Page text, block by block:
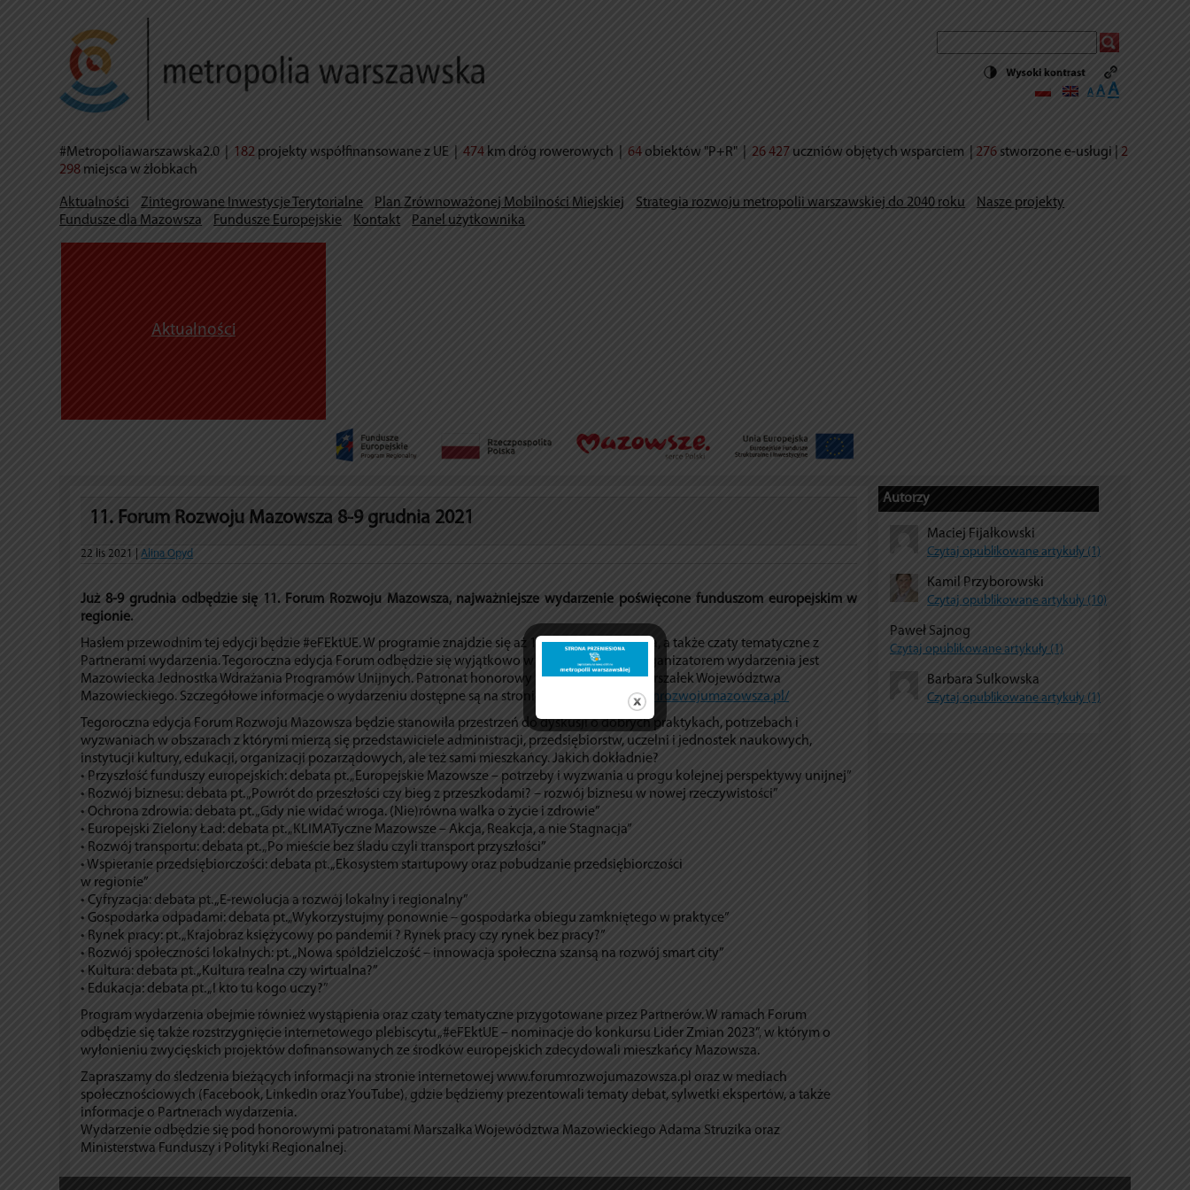
A
Decrease
font
A Reset
AIncrease
#Metropoliawarszawska2.0 182 projekty współfinansowane z UE |474 km dróg rowerowych 64 obiektów "P+R" |26 427 uczniów objętych wsparciem |276 stworzone e-usługi |2
298 miejsca w żłobkach
Aktualności Zintegrowane Inwestycje Terytorialne Plan Zrównoważonej Mobilności Miejskiej Strategia rozwoju metropolii warszawskiej do 2040 roku
Nasze projekty
Fundusze dla Mazowsza
Fundusze Europejskie Kontakt Panel użytkownika
Aktualności
11. Forum Rozwoju Mazowsza 8-9 grudnia 2021
22 lis 2021 |Alina Opyd
Już 8-9 grudnia odbędzie się 11. Forum Rozwoju Mazowsza, najważniejsze wydarzenie poświęcone funduszom europejskim w
regionie.
Hasłem przewodnim tej edycji będzie #eFEktUE. W programie znajdzie się aż 12 debat, wystąpienia, a także czaty tematyczne z
Partnerami wydarzenia. Tegoroczna edycja Forum odbędzie się wyjątkowo w formule zdalnej. Organizatorem wydarzenia jest
Mazowiecka Jednostka Wdrażania Programów Unijnych. Patronat honorowy nad Forum objął Marszałek Województwa
Mazowieckiego. Szczegółowe informacje o wydarzeniu dostępne są na stronie www:
https://forumrozwojumazowsza.pl/
Tegoroczna edycja Forum Rozwoju Mazowsza będzie stanowiła przestrzeń do dyskusji o dobrych praktykach, potrzebach i
wyzwaniach w obszarach z którymi mierzą się przedstawiciele administracji, przedsiębiorstw, uczelni i jednostek naukowych,
instytucji kultury, edukacji, organizacji pozarządowych, ale też sami mieszkańcy. Jakich dokładnie?
• Przyszłość funduszy europejskich: debata pt. „Europejskie Mazowsze – potrzeby i wyzwania u progu kolejnej perspektywy unijnej”
• Rozwój biznesu: debata pt. „Powrót do przeszłości czy bieg z przeszkodami? – rozwój biznesu w nowej rzeczywistości”
• Ochrona zdrowia: debata pt. „Gdy nie widać wroga. (Nie)równa walka o życie i zdrowie”
• Europejski Zielony Ład: debata pt. „KLIMATyczne Mazowsze – Akcja, Reakcja, a nie Stagnacja”
• Rozwój transportu: debata pt. „Po mieście bez śladu czyli transport przyszłości”
• Wspieranie przedsiębiorczości: debata pt. „Ekosystem startupowy oraz pobudzanie przedsiębiorczości
w regionie”
• Cyfryzacja: debata pt. „E-rewolucja a rozwój lokalny i regionalny”
• Gospodarka odpadami: debata pt.„Wykorzystujmy ponownie – gospodarka obiegu zamkniętego w praktyce”
• Rynek pracy: pt. „Krajobraz księżycowy po pandemii ? Rynek pracy czy rynek bez pracy?”
• Rozwój społeczności lokalnych: pt. „Nowa spółdzielczość – innowacja społeczna szansą na rozwój smart city”
• Kultura: debata pt. „Kultura realna czy wirtualna?”
• Edukacja: debata pt. „I kto tu kogo uczy?”
Program wydarzenia obejmie również wystąpienia oraz czaty tematyczne przygotowane przez Partnerów. W ramach Forum
odbędzie się także rozstrzygnięcie internetowego plebiscytu „#eFEktUE – nominacje do konkursu Lider Zmian 2023”, w którym o
wyłonieniu zwycięskich projektów dofinansowanych ze środków europejskich zdecydowali mieszkańcy Mazowsza.
Zapraszamy do śledzenia bieżących informacji na stronie internetowej www.forumrozwojumazowsza.pl oraz w mediach
społecznościowych (Facebook, LinkedIn oraz YouTube), gdzie będziemy prezentowali tematy debat, sylwetki ekspertów, a także
informacje o Partnerach wydarzenia.
Wydarzenie odbędzie się pod honorowymi patronatami Marszałka Województwa Mazowieckiego Adama Struzika oraz
Ministerstwa Funduszy i Polityki Regionalnej.
Autorzy
Maciej Fijałkowski
Czytaj opublikowane artykuły (1)
Kamil Przyborowski
Czytaj opublikowane artykuły (10)
Paweł Sajnog
Czytaj opublikowane artykuły (1)
Barbara Sulkowska
Czytaj opublikowane artykuły (1)